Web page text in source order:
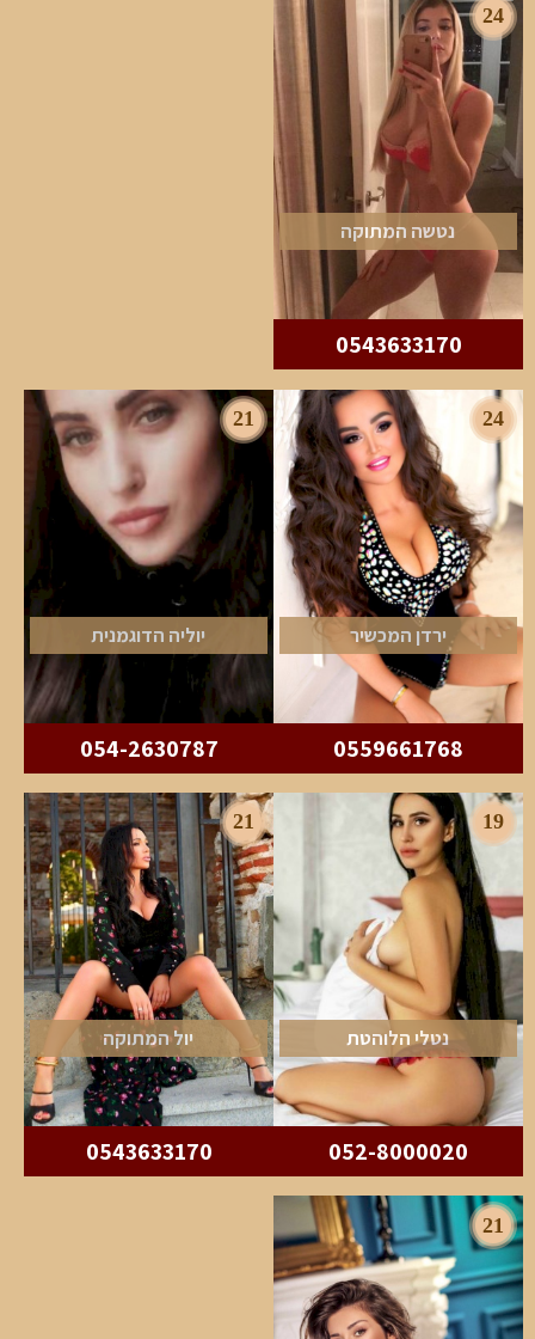
24
נטשה המתוקה
0543633170
24
ירדן המכשיר
0559661768
21
יוליה הדוגמנית
054-2630787
19
נטלי הלוהטת
052-8000020
21
יול המתוקה
0543633170
21